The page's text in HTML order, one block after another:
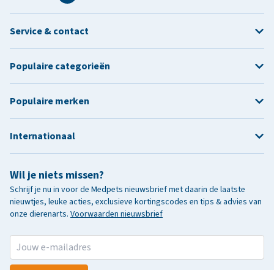
Wil je niets missen?
Schrijf je nu in voor de Medpets nieuwsbrief met daarin de laatste
nieuwtjes, leuke acties, exclusieve kortingscodes en tips & advies van
onze dierenarts. Voorwaarden nieuwsbrief
Service & contact
Populaire categorieën
Populaire merken
Internationaal